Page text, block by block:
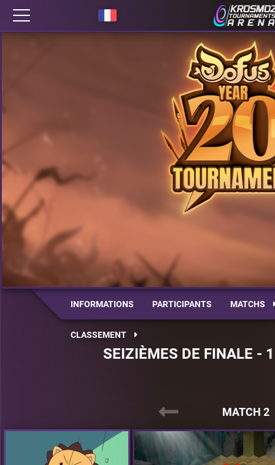
INFORMATIONS PARTICIPANTS MATCHS
CLASSEMENT
SEIZIÈMES DE FINALE
MATCH 2